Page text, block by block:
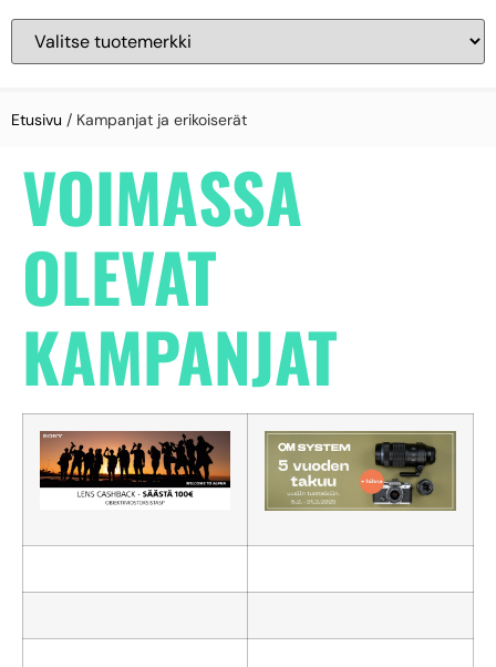
Etusivu / Kampanjat ja erikoiserät
VOIMASSA
OLEVAT
KAMPANJAT